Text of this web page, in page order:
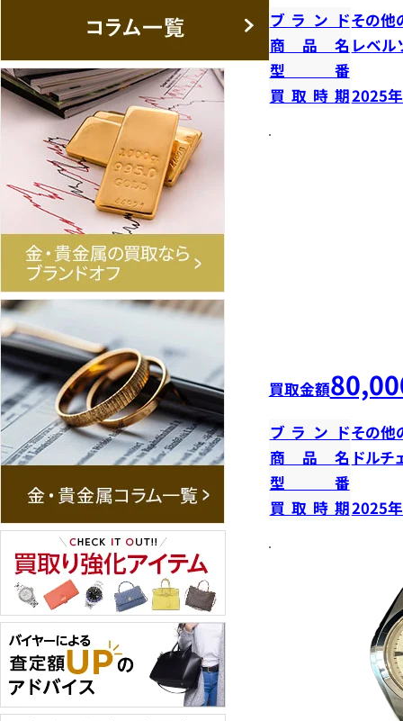
ブランドその他
商品名 レベル
型番
買取時期2025
買取金額
ブランドその他
商品名 ドルチ
型番
買取時期2025